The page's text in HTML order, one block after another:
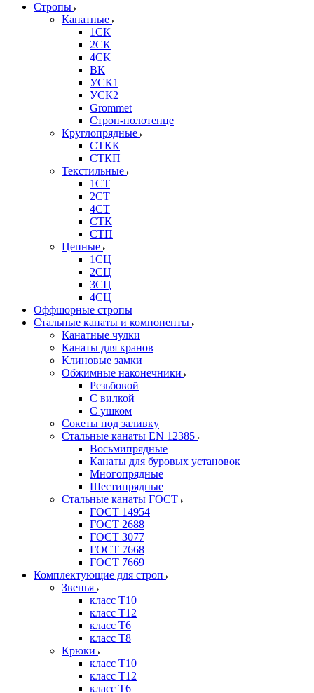
Стропы
Канатные
1СК
2СК
4СК
ВК
УСК1
УСК2
Grommet
Строп-полотенце
Круглопрядные
СТКК
СТКП
Текстильные
1СТ
2СТ
4СТ
СТК
СТП
Цепные
1СЦ
2СЦ
3СЦ
4СЦ
Оффшорные стропы
Стальные канаты и компоненты
Канатные чулки
Канаты для кранов
Клиновые замки
Обжимные наконечники
Резьбовой
С вилкой
С ушком
Сокеты под заливку
Стальные канаты EN 12385
Восьмипрядные
Канаты для буровых установок
Многопрядные
Шестипрядные
Стальные канаты ГОСТ
ГОСТ 14954
ГОСТ 2688
ГОСТ 3077
ГОСТ 7668
ГОСТ 7669
Комплектующие для строп
Звенья
класс Т10
класс Т12
класс Т6
класс Т8
Крюки
класс Т10
класс Т12
класс Т6